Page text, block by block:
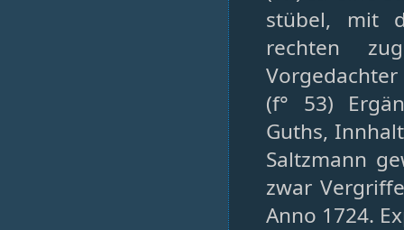
stübel, mit
rechten
(f° 53)
Guths,
Saltzmann
zwar
Anno 1724.